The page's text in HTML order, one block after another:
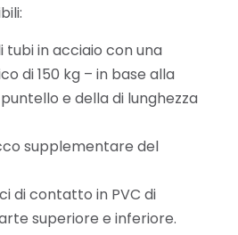
tubi in acciaio con una
di 150 kg – in base alla
puntello e della di lunghezza
supplementare del
di contatto in PVC di
superiore e inferiore.